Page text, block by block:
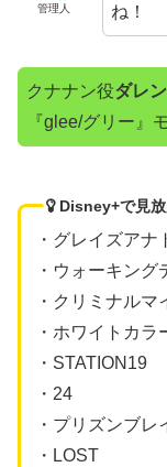
管理人
ね！
クナナン役ダレ
『glee/グリー』
Disney+で見
・グレイズアナ
・ウォーキング
・クリミナル
・ホワイトカラ
・STATION19
・24
・プリズンブレ
・LOST